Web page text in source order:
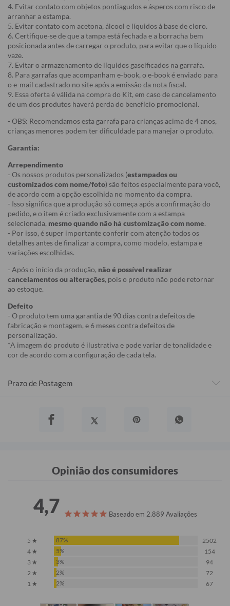
4. Evitar contato com objetos pontiagudos e ásperos com risco de
arranhar a estampa.
5. Evitar contato com acetona, álcool e líquidos à base de cloro.
6. Certifique-se de que a tampa está fechada e a borracha bem
posicionada antes de carregar o produto, para evitar que o líquido
vaze.
7. Evitar o armazenamento de líquidos gaseificados na garrafa.
8. Para garrafas que acompanham e-book, o e-book é enviado para
o e-mail cadastrado no site após a emissão da nota fiscal.
9. Essa oferta é válida na compra do Kit, em caso de cancelamento
de um dos produtos haverá perda do benefício promocional.
- OBS: Recomendamos esta garrafa para crianças acima de 4 anos,
crianças menores podem ter dificuldade para manejar o produto.
Garantia:
Arrependimento
- Os nossos produtos personalizados (estampados ou
customizados com nome/foto) são feitos especialmente para você,
de acordo com a opção escolhida no momento da compra.
- Isso significa que a produção só começa após a confirmação do
pedido, e o item é criado exclusivamente com a estampa
selecionada, mesmo quando não há customização com nome.
- Por isso, é super importante conferir com atenção todos os
detalhes antes de finalizar a compra, como modelo, estampa e
variações escolhidas.
- Após o início da produção, não é possível realizar
cancelamentos ou alterações, pois o produto não pode retornar
ao estoque.
Defeito
- O produto tem uma garantia de 90 dias contra defeitos de
fabricação e montagem, e 6 meses contra defeitos de
personalização.
*A imagem do produto é ilustrativa e pode variar de tonalidade e
cor de acordo com a configuração de cada tela.
Prazo de Postagem
Opinião dos consumidores
4,7 Baseado em 2.889 Avaliações
5 ★ 87%
2502
4 ★
5%
154
3 ★
3%
94
2 ★
2%
72
1 ★
2% 67